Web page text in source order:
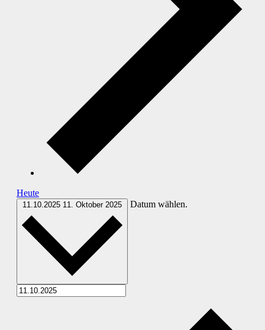
Heute
11.10.2025 11. Oktober 2025 Datum wählen.